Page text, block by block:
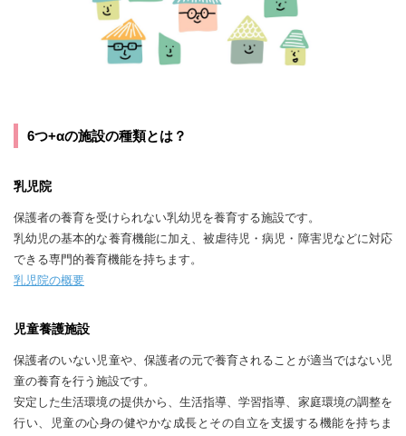
6つ+αの施設の種類とは？
乳児院
保護者の養育を受けられない乳幼児を養育する施設です。
乳幼児の基本的な養育機能に加え、被虐待児・病児・障害児などに対応
できる専門的養育機能を持ちます。
乳児院の概要
児童養護施設
保護者のいない児童や、保護者の元で養育されることが適当ではない児
童の養育を行う施設です。
安定した生活環境の提供から、生活指導、学習指導、家庭環境の調整を
行い、児童の心身の健やかな成長とその自立を支援する機能を持ちま